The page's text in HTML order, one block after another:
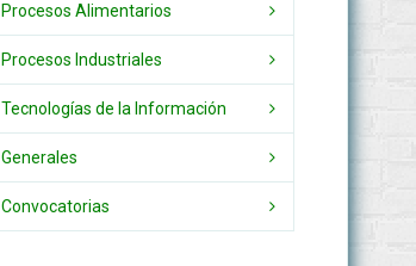
Procesos Alimentarios
Procesos Industriales
Tecnologías de la Información
Generales
Convocatorias